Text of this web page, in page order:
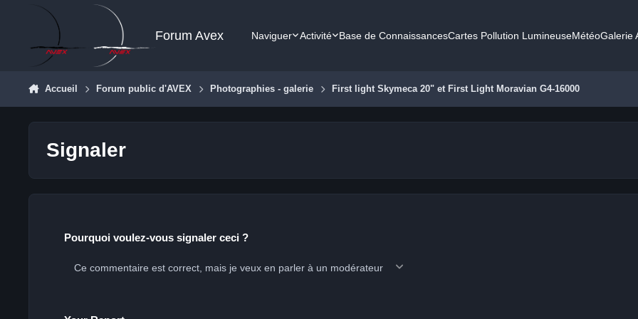
Aller au contenu
Forum Avex Naviguer Activité Base de ConnaissancesCartes Pollution LumineuseMétéoGalerie
Accueil Forum public d'AVEX Photographies - galerie First light Skymeca 20" et First Light Moravian G4-16000
Signaler
Pourquoi voulez-vous signaler ceci ?